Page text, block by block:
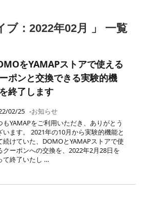
ブ：2022年02月 」 一覧
をYAMAPストアで使える
ポンと交換できる実験的機
終了します
02/25 -お知らせ
もYAMAPをご利用いただき、ありがとう
います。 2021年の10月から実験的機能と
続けていた、DOMOとYAMAPストアで使
クーポンへの交換を、2022年2月28日を
て終了いたし …